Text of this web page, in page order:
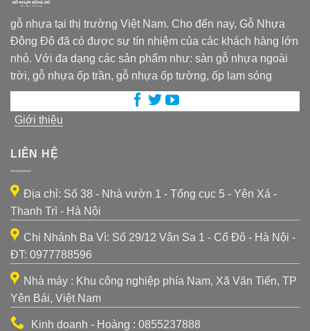
gỗ nhựa tại thị trường Việt Nam. Cho đến nay, Gỗ Nhựa
Đông Đô đã có được sự tín nhiệm của các khách hàng lớn
nhỏ. Với đa dạng các sản phẩm như: sàn gỗ nhựa ngoài
trời, gỗ nhựa ốp trần, gỗ nhựa ốp tường, ốp lam sóng
Giới thiệu
LIÊN HỆ
Địa chỉ: Số 38 - Nhà vườn 1 - Tổng cục 5 - Yên Xá -
Thanh Trì - Hà Nội
Chi Nhánh Ba Vì: Số 29/12 Vân Sa 1 - Cổ Đô - Hà Nội -
ĐT: 0977788596
Nhà máy : Khu công nghiệp phía Nam, Xã Văn Tiến, TP
Yên Bái, Việt Nam
Kinh doanh - Hoàng : 0855237888